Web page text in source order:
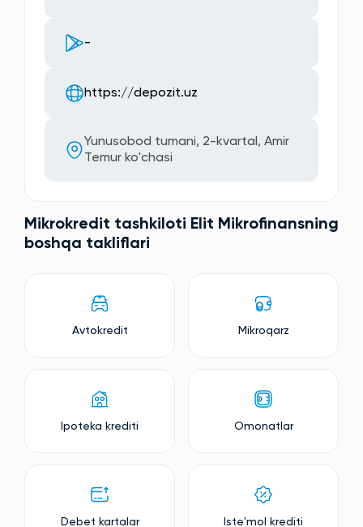
-
https://depozit.uz
Yunusobod tumani, 2-kvartal, Amir
Temur ko'chasi
Mikrokredit tashkiloti Elit Mikrofinansning
boshqa takliflari
Avtokredit Mikroqarz
Ipoteka krediti Omonatlar
Debet kartalar Iste'mol krediti